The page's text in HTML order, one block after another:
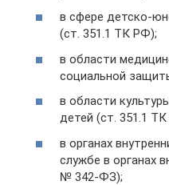
в сфере детско-
(ст. 351.1 ТК РФ);
в области
социальной
в области
детей (ст. 351.1
в органах
службе в органах
№ 342-ФЗ);